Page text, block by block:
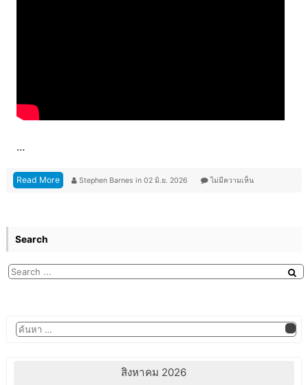
…
Read More Stephen Barnes in 02 มิ.ย. 2026 ไม่มีความเห็น
Search
สิงหาคม 2026